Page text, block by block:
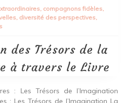
Trésors
de
travers
Livre
, compagnons fidèles,
, diversité des perspectives,
des Trésors de la
à travers le Livre
: Les Trésors de l’Imagination
: Les Trésors de l’Imagination La